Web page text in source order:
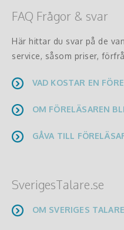
FAQ Frågor & svar
Här hittar du svar på de
service, såsom priser,
VAD KOSTAR EN
OM FÖRELÄSAREN
GÅVA TILL
SverigesTalare.se
OM SVERIGES TALARE